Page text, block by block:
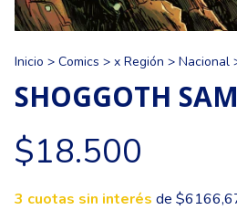
Inicio > Comics > x Región > Nacional
SHOGGOTH
$18.500
3 cuotas sin interés de